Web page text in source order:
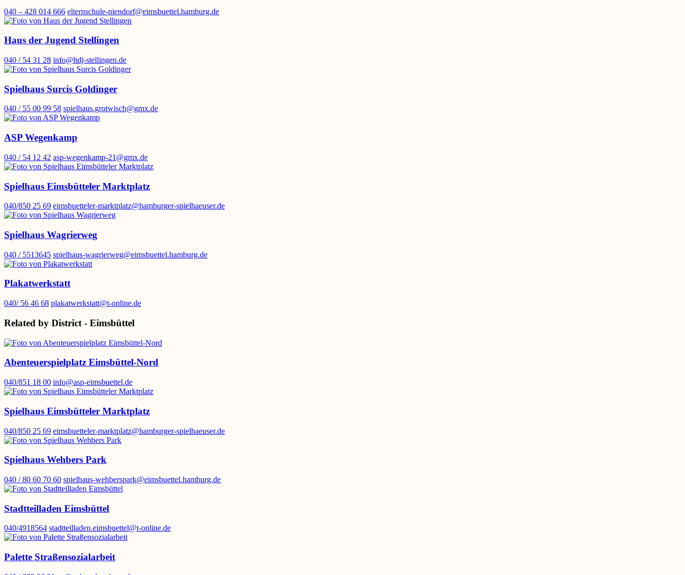
040 – 428 014 666 elternschule-niendorf@eimsbuettel.hamburg.de
Haus der Jugend Stellingen
040 / 54 31 28 info@hdj-stellingen.de
Spielhaus Surcis Goldinger
040 / 55 00 99 58 spielhaus.grotwisch@gmx.de
ASP Wegenkamp
040 / 54 12 42 asp-wegenkamp-21@gmx.de
Spielhaus Eimsbütteler Marktplatz
040/850 25 69 eimsbuetteler-marktplatz@hamburger-spielhaeuser.de
Spielhaus Wagrierweg
040 / 5513645 spielhaus-wagrierweg@eimsbuettel.hamburg.de
Plakatwerkstatt
040/ 56 46 68 plakatwerkstatt@t-online.de
Related by District - Eimsbüttel
Abenteuerspielplatz Eimsbüttel-Nord
040/851 18 00 info@asp-eimsbuettel.de
Spielhaus Eimsbütteler Marktplatz
040/850 25 69 eimsbuetteler-marktplatz@hamburger-spielhaeuser.de
Spielhaus Wehbers Park
040 / 80 60 70 60 spielhaus-wehberspark@eimsbuettel.hamburg.de
Stadtteilladen Eimsbüttel
040/4918564 stadtteilladen.eimsbuettel@t-online.de
Palette Straßensozialarbeit